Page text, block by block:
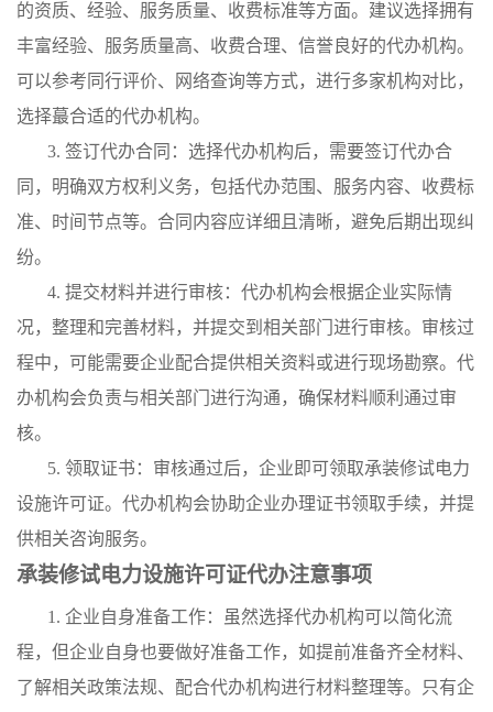
的资质、经验、服务质量、收费标准等方面。建议选择拥有
丰富经验、服务质量高、收费合理、信誉良好的代办机构。
可以参考同行评价、网络查询等方式，进行多家机构对比，
选择蕞合适的代办机构。
3. 签订代办合同：选择代办机构后，需要签订代办合
同，明确双方权利义务，包括代办范围、服务内容、收费标
准、时间节点等。合同内容应详细且清晰，避免后期出现纠
纷。
4. 提交材料并进行审核：代办机构会根据企业实际情
况，整理和完善材料，并提交到相关部门进行审核。审核过
程中，可能需要企业配合提供相关资料或进行现场勘察。代
办机构会负责与相关部门进行沟通，确保材料顺利通过审
核。
5. 领取证书：审核通过后，企业即可领取承装修试电力
设施许可证。代办机构会协助企业办理证书领取手续，并提
供相关咨询服务。
承装修试电力设施许可证代办注意事项
1. 企业自身准备工作：虽然选择代办机构可以简化流
程，但企业自身也要做好准备工作，如提前准备齐全材料、
了解相关政策法规、配合代办机构进行材料整理等。只有企